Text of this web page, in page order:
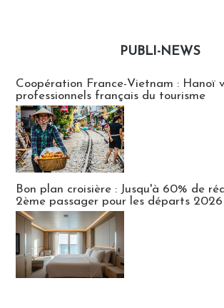
PUBLI-NEWS
Coopération France-Vietnam : Hanoï
professionnels français du tourisme
Bon plan croisière : Jusqu'à 60% de
2ème passager pour les départs 2026